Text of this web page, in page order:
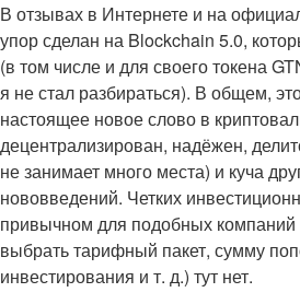
В отзывах в Интернете и на
упор сделан на Blockchain 5.0,
(в том числе и для своего токена
я не стал разбираться). В общем,
настоящее новое слово в
децентрализирован, надёжен,
не занимает много места) и куча
нововведений. Четких
привычном для подобных компаний
выбрать тарифный пакет, сумму
инвестирования и т. д.) тут нет.